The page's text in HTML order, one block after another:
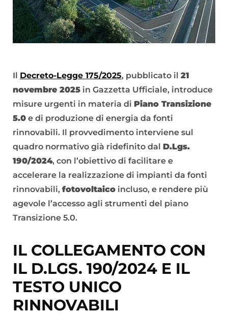
Il Decreto-Legge 175/2025, pubblicato il 21
novembre 2025 in Gazzetta Ufficiale, introduce
misure urgenti in materia di Piano Transizione
5.0 e di produzione di energia da fonti
rinnovabili. Il provvedimento interviene sul
quadro normativo già ridefinito dal D.Lgs.
190/2024, con l’obiettivo di facilitare e
accelerare la realizzazione di impianti da fonti
rinnovabili, fotovoltaico incluso, e rendere più
agevole l’accesso agli strumenti del piano
Transizione 5.0.
IL COLLEGAMENTO CON
IL D.LGS. 190/2024 E IL
TESTO UNICO
RINNOVABILI